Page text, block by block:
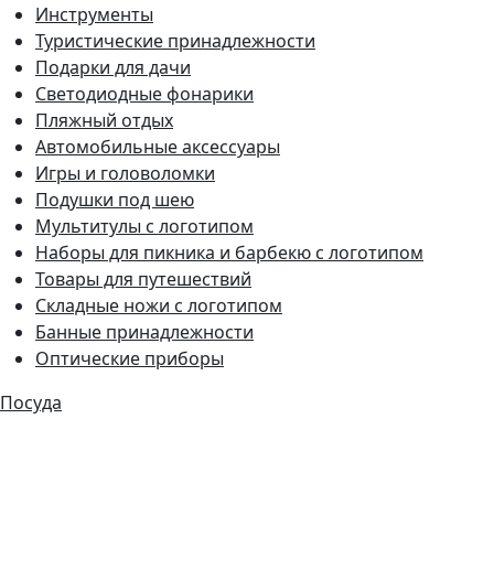
Инструменты
Туристические принадлежности
Подарки для дачи
Светодиодные фонарики
Пляжный отдых
Автомобильные аксессуары
Игры и головоломки
Подушки под шею
Мультитулы с логотипом
Наборы для пикника и барбекю с логотипом
Товары для путешествий
Складные ножи с логотипом
Банные принадлежности
Оптические приборы
Посуда